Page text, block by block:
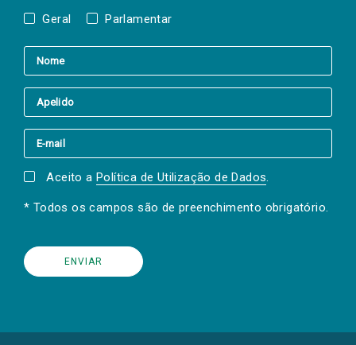
Geral Parlamentar
Aceito a Política de Utilização de Dados.
* Todos os campos são de preenchimento obrigatório.